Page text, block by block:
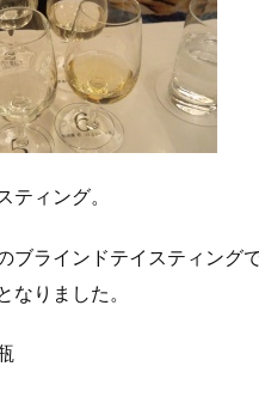
ティング。
ブラインドテイスティング
なりました。